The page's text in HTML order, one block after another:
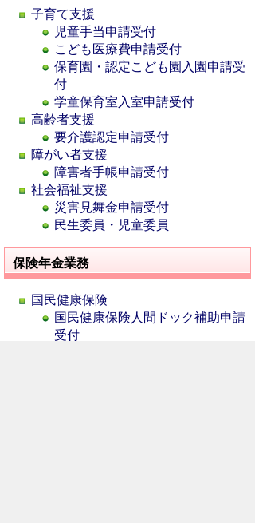
子育て支援
児童手当申請受付
こども医療費申請受付
保育園・認定こども園入園申請受
付
学童保育室入室申請受付
高齢者支援
要介護認定申請受付
障がい者支援
障害者手帳申請受付
社会福祉支援
災害見舞金申請受付
民生委員・児童委員
保険年金業務
国民健康保険
国民健康保険人間ドック補助申請
受付